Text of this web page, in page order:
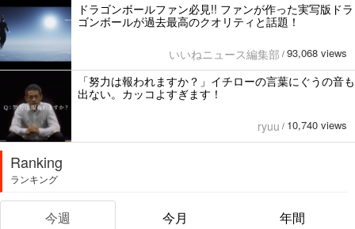
ドラゴンボールファン必見!! ファンが作った実写版ドラ
ゴンボールが過去最高のクオリティと話題！
いいねニュース編集部 / 93,068 views
「努力は報われますか？」イチローの言葉にぐうの音も
出ない。カッコよすぎます！
ryuu / 10,740 views
Ranking
ランキング
今週 今月 年間